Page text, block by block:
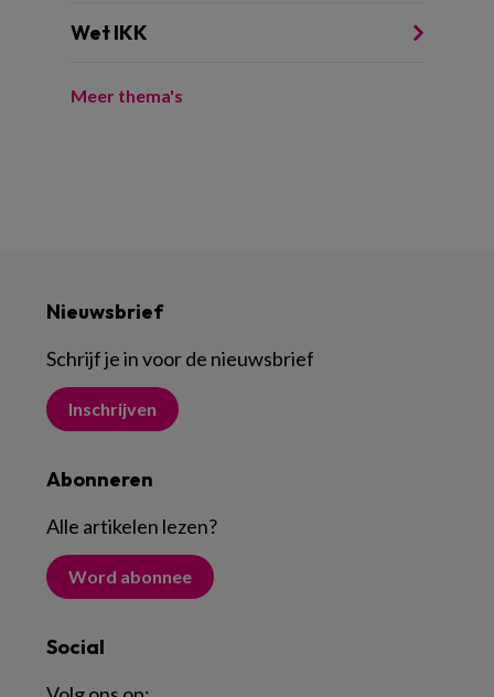
Wet IKK
Meer thema's
Nieuwsbrief
Schrijf je in voor de nieuwsbrief
Inschrijven
Abonneren
Alle artikelen lezen?
Word abonnee
Social